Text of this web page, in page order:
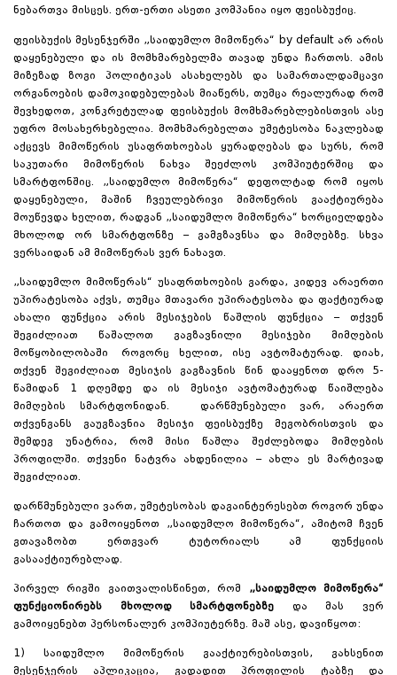
ნებართვა მისცეს. ერთ-ერთი ასეთი კომპანია იყო ფეისბუქიც.
ფეისბუქის მესენჯერში „საიდუმლო მიმოწერა“ by default არ არის
დაყენებული და ის მომხმარებელმა თავად უნდა ჩართოს. ამის
მიზეზად ზოგი პოლიტიკას ასახელებს და სამართალდამცავი
ორგანოების დამოკიდებულებას მიაწერს, თუმცა რეალურად რომ
შევხედოთ, კონკრეტულად ფეისბუქის მომხმარებლებისთვის ასე
უფრო მოსახერხებელია. მომხმარებელთა უმეტესობა ნაკლებად
აქცევს მიმოწერის უსაფრთხოებას ყურადღებას და სურს, რომ
საკუთარი მიმოწერის ნახვა შეეძლოს კომპიუტერშიც და
სმარტფონშიც. „საიდუმლო მიმოწერა“ დეფოლტად რომ იყოს
დაყენებული, მაშინ ჩვეულებრივი მიმოწერის გააქტიურება
მოუწევდა ხელით, რადგან „საიდუმლო მიმოწერა“ ხორციელდება
მხოლოდ ორ სმარტფონზე – გამგზავნსა და მიმღებზე. სხვა
ვერსაიდან ამ მიმოწერას ვერ ნახავთ.
„საიდუმლო მიმოწერას“ უსაფრთხოების გარდა, კიდევ არაერთი
უპირატესობა აქვს, თუმცა მთავარი უპირატესობა და ფაქტიურად
ახალი ფუნქცია არის მესიჯების წაშლის ფუნქცია – თქვენ
შეგიძლიათ წაშალოთ გაგზავნილი მესიჯები მიმღების
მოწყობილობაში როგორც ხელით, ისე ავტომატურად. დიახ,
თქვენ შეგიძლიათ მესიჯის გაგზავნის წინ დააყენოთ დრო 5-
წამიდან 1 დღემდე და ის მესიჯი ავტომატურად წაიშლება
მიმღების სმარტფონიდან. დარწმუნებული ვარ, არაერთ
თქვენგანს გაუგზავნია მესიჯი ფეისბუქზე მეგობრისთვის და
შემდეგ უნატრია, რომ მისი წაშლა შეძლებოდა მიმღების
პროფილში. თქვენი ნატვრა ახდენილია – ახლა ეს მარტივად
შეგიძლიათ.
დარწმუნებული ვართ, უმეტესობას დაგაინტერესებთ როგორ უნდა
ჩართოთ და გამოიყენოთ „საიდუმლო მიმოწერა“, ამიტომ ჩვენ
გთავაზობთ ერთგვარ ტუტორიალს ამ ფუნქციის
გასააქტიურებლად.
პირველ რიგში გაითვალისწინეთ, რომ
„საიდუმლო მიმოწერა“
ფუნქციონირებს მხოლოდ სმარტფონებზე და მას ვერ
გამოიყენებთ პერსონალურ კომპიუტერზე. მაშ ასე, დავიწყოთ:
1) საიდუმლო მიმოწერის გააქტიურებისთვის, გახსენით
მესენჯერის აპლიკაცია, გადადით პროფილის ტაბზე და